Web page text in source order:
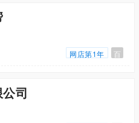
网店第1年 百
司